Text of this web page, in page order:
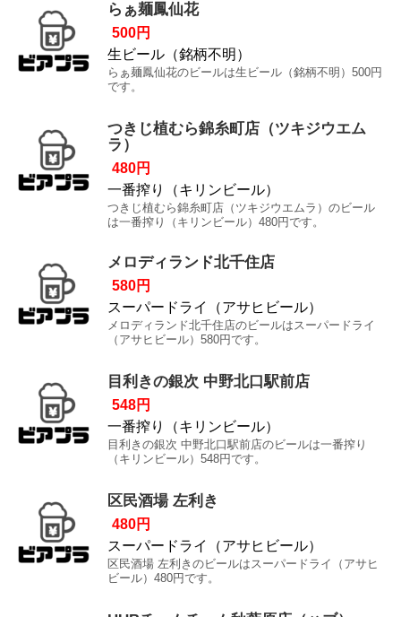
らぁ麺鳳仙花
500円
生ビール（銘柄不明）
らぁ麺鳳仙花のビールは生ビール（銘柄不明）500円
です。
つきじ植むら錦糸町店（ツキジウエム
ラ）
480円
一番搾り（キリンビール）
つきじ植むら錦糸町店（ツキジウエムラ）のビール
は一番搾り（キリンビール）480円です。
メロディランド北千住店
580円
スーパードライ（アサヒビール）
メロディランド北千住店のビールはスーパードライ
（アサヒビール）580円です。
目利きの銀次 中野北口駅前店
548円
一番搾り（キリンビール）
目利きの銀次 中野北口駅前店のビールは一番搾り
（キリンビール）548円です。
区民酒場 左利き
480円
スーパードライ（アサヒビール）
区民酒場 左利きのビールはスーパードライ（アサヒ
ビール）480円です。